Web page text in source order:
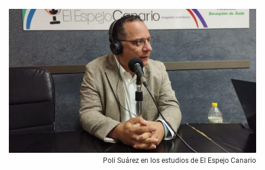
Poli Suárez en los estudios de El Espejo Canario